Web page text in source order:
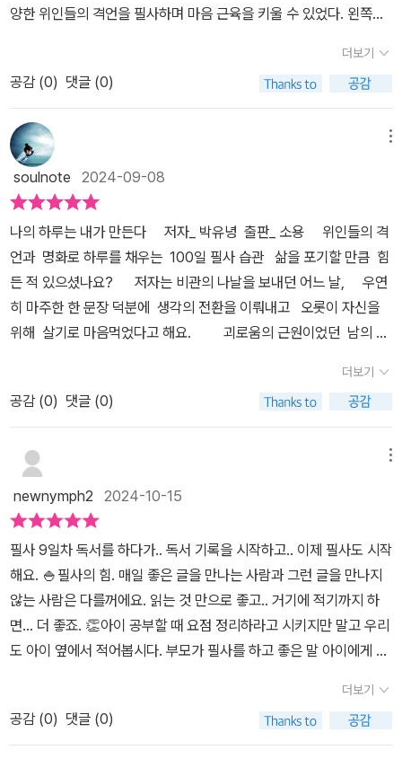
위를 통해 우리는 이러한 변화를 몸소 체험하게 됩니다. 우리가 마음
를 바꾸려는 작은 생각의 변화가 결국 인생의 큰 변화로 이어질 수 있
한 “부정적인 언어는 타인과 자신의 마음을 다치게 한다”는 말처럼,
저자는 긍정적인 말과 생각이 우리 삶을 부드럽게 만드는 힘을 믿습
니다. “세상에서 가장 행복한 사람은 감사하는 사람이다”라는 탈무드
의 격언처럼, 이 책은 작은 문장을 매일 따라 쓰는 습관을 통해 감사와
긍정의 태도를 형성하도록 도와줍니다. 또한, 삶의 정수를 발견하기
위해서는 너무 많은 말이 필요하지 않다는 메시지는 필사의 의미를
더욱 강조합니다. 단 한 문장이라도 깊이 새기는 것이 우리의 생각과
마음을 정돈하고 미래를 변화시키는 원동력이 될 수 있음을 알려줍니
다.책은 명화 100점을 함께 수록하여 감각적인 즐거움까지 선사합니
다. 고흐, 클림트, 르누아르 등의 작품을 감상하며 격언을 필사하는 시
간은 마치 짧은 명상과도 같은 경험을 제공합니다. 현대인의 바쁜 일
지 살펴보면 나 자신을 이해하는 데 도움이 될 수 있다.” (칼 구스타프
융, p.60)📌“웃음 없이 보낸 하루는 가장 쓸모없는 하루다.” (E.E.
커밍스, p.64)💬이처럼 격언들은 불안과 스트레스 속에서 스스로를
돌아보며 성찰할 기회를 줍니다. 이는 단순히 책상에 앉아 명언을 적
는 것이 아니라 마음을 다스리는 연습과 같으며, 반복을 통해 삶의 근
본적인 태도를 바꾸는 과정입니다.책은 미라클 모닝과 같은 긍정적인
습관을 원하는 독자들에게 특히 유용합니다. 아침마다 하루의 첫 시
간을 할애해 격언을 필사하고 자신의 마음을 정돈하면 일상의 소란
일어날 때 가장 먼저 ‘오늘 한 사람에게 기쁨을 주어야겠다’라는 생각
으로 하루를 시작하라.” (프리드리히 니체, p.10)💬이 격언처럼 하루
를 긍정적인 다짐으로 시작하는 것만으로도 우리의 태도와 마음가짐
양한 위인들의 격언을 필사하며 마음 근육을 키울 수 있었다. 왼쪽엔
있는 공간이 넉넉하다 보니 2~3회 정도 필사 가능했다. 그저 머릿속
으로 되뇌는 것보다 손으로 쓰면서 가슴속 깊이 새기다 보니 더 오랫
동안 기억에 남길 수 있어 좋았다. 돌아서면 잊어버리곤 하다 보니 늘
같은 실수를 반복하는 나를 자책하곤 했다. 그만큼 사람의 타고난 습
성을 변화시키는 건 어렵다. 이에 조급해 하지 않고 서서히 나를 변화
시킬 수 있는 다양한 방법 중 하나가 바로 위인들의 격언을 필사하며
오래도록 기억하는 것이다. 인간이기에 느낄 수밖에 없는 다양한 감
정들로 인해 에너지를 소비하거나 피폐해진 삶으로부터 조금이라도
멀어지길 기대하며 천천히 필사를 해 본다. 생각을 관리해야 하루가
관리된다불편한 감정과 관계가 회복되는 100일의 필사 습관내 감정
이지만 종종 나 자신조차 어쩌지 못할 때마다 나 자신에 대한 실망감
과 감정 소비로 인한 무기력함으로 인해 생활이 엉망이 되곤 한다. 이
에 위인들의 격언을 필사하면서 때때로 찾아오는 감정의 소용돌이 속
안과 함께 마음 근육을 단단히 키워 오롯이 내 삶의 주인공으로 살아
갈 수 있을 것이다. ​​출판사에서 제공한 도서를 읽고 작성하였습니다. ​
더보기
공감 (0) 댓글 (0)
soulnote 2024-09-08
나의 하루는 내가 만든다 ​ 저자_ 박유녕 출판_ 소용​ ​ 위인들의 격
언과 명화로 하루를 채우는 100일 필사 습관 삶을 포기할 만큼 힘
든 적 있으셨나요? ​ ​저자는 비관의 나날을 보내던 어느 날, ​ 우연
히 마주한 한 문장 덕분에 생각의 전환을 이뤄내고 ​오롯이 자신을
위해 살기로 마음먹었다고 해요. ​ ​ 괴로움의 근원이었던 남의 시
다. ​ 여기에 명화를 더해 아름다운 필사집이 완성되었지요. ​ ​ ​ ​
매일 한 문장씩 마음에 새기고 써 내려가는 동안 ​내면을 단단하게
채울 수 있는 100일 문장 필사집 ​ 나의 하루는 내가 만든다 ​ ​ ​ ​
부. 생각이 행동이 된다 (더 나은 나를 꿈꾸는 시간) ​ 3부. 된다, 된
다 잘 된다 (긍정이 스며드는 기적) ​ ​ 총 3부로 구성된 이 책은 니
체, 쇼펜하우어, 그라시안, 에머슨 등 위인들이 남긴 격언을 주제별
로 만나볼 수 있습니다. ​ 여기에 ​ 앙리 루소, 폴 고갱, 윌리엄 터
너, 오귀스트 르누아르 등 세기의 화가들이 남긴 명화 100점까지 수
록해 아름다움을 더했습니다. ​ ​ ​ ​몇 문장 만나볼까요? 가장 쓸
모없는 하루를 보낸 날은 웃음 없이 보낸 날이다. 《나의 하루는 내가
다면, 손닿는 곳에 있는 것을 사랑하라. Day 47. 프랑스 속담 우리
더보기
공감 (0) 댓글 (0)
newnymph2 2024-10-15
필사 9일차 독서를 하다가.. 독서 기록을 시작하고.. 이제 필사도 시작
해요. 🍚필사의 힘. 매일 좋은 글을 만나는 사람과 그런 글을 만나지
않는 사람은 다를꺼에요. 읽는 것 만으로 좋고.. 거기에 적기까지 하
면... 더 좋죠. 👏아이 공부할 때 요점 정리하라고 시키지만 말고 우리
도 아이 옆에서 적어봅시다. 부모가 필사를 하고 좋은 말 아이에게 읽
의 길.
더보기
공감 (0) 댓글 (0)